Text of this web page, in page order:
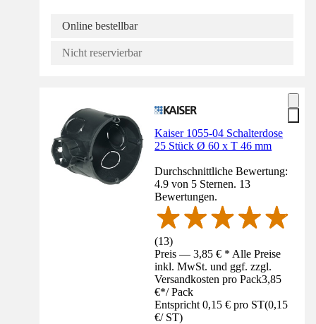
Online bestellbar
Nicht reservierbar
Kaiser 1055-04 Schalterdose
25 Stück Ø 60 x T 46 mm
Durchschnittliche Bewertung:
4.9 von 5 Sternen. 13
Bewertungen.
(13)
Preis — 3,85 € * Alle Preise
inkl. MwSt. und ggf. zzgl.
Versandkosten pro Pack3,85
€*/ Pack
Entspricht 0,15 € pro ST(0,15
€/ ST)